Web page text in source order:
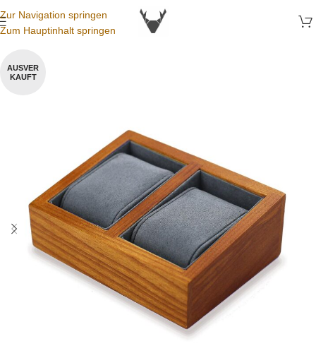
Zur Navigation springen
Zum Hauptinhalt springen
AUSVER
KAUFT